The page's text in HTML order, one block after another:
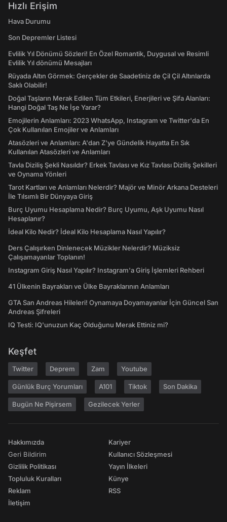
Hızlı Erişim
Hava Durumu
Son Depremler Listesi
Evlilik Yıl Dönümü Sözleri! En Özel Romantik, Duygusal ve Resimli
Evlilik Yıl dönümü Mesajları
Rüyada Altın Görmek: Gerçekler de Saadetiniz de Çil Çil Altınlarda
Saklı Olabilir!
Doğal Taşların Merak Edilen Tüm Etkileri, Enerjileri ve Şifa Alanları:
Hangi Doğal Taş Ne İşe Yarar?
Emojilerin Anlamları: 2023 WhatsApp, Instagram ve Twitter'da En
Çok Kullanılan Emojiler ve Anlamları
Atasözleri ve Anlamları: A'dan Z'ye Gündelik Hayatta En Sık
Kullanılan Atasözleri ve Anlamları
Tavla Diziliş Şekli Nasıldır? Erkek Tavlası ve Kız Tavlası Diziliş Şekilleri
ve Oynama Yönleri
Tarot Kartları ve Anlamları Nelerdir? Majör ve Minör Arkana Desteleri
İle Tılsımlı Bir Dünyaya Giriş
Burç Uyumu Hesaplama Nedir? Burç Uyumu, Aşk Uyumu Nasıl
Hesaplanır?
İdeal Kilo Nedir? İdeal Kilo Hesaplama Nasıl Yapılır?
Ders Çalışırken Dinlenecek Müzikler Nelerdir? Müziksiz
Çalışamayanlar Toplanın!
Instagram Giriş Nasıl Yapılır? Instagram'a Giriş İşlemleri Rehberi
41 Ülkenin Bayrakları ve Ülke Bayraklarının Anlamları
GTA San Andreas Hileleri! Oynamaya Doyamayanlar İçin Güncel San
Andreas Şifreleri
IQ Testi: IQ'unuzun Kaç Olduğunu Merak Ettiniz mi?
Keşfet
Twitter Deprem Zam Youtube
Günlük Burç Yorumları A101 Tiktok Son Dakika
Bugün Ne Pişirsem Gezilecek Yerler
Hakkımızda
Geri Bildirim
Gizlilik Politikası
Topluluk Kuralları
Reklam
İletişim
Kariyer
Kullanıcı Sözleşmesi
Yayın İlkeleri
Künye
RSS